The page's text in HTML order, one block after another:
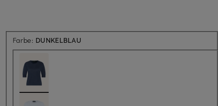
Farbe: DUNKELBLAU